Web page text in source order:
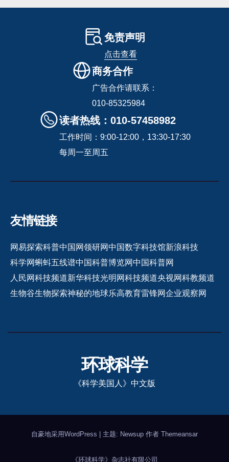
免责声明
点击查看
商务合作
广告合作请联系：
010-85325984
读者热线：010-57458982
工作时间：9:00-12:00，13:30-17:30
每周一至周五
友情链接
网易探索科普中国网领研网中国数字科技馆新浪科技
科学网蝌蚪五线谱中国科普博览网中国科普网
人民网科技频道新华科技光明网科技频道央视网科教频道
生物谷生物探索神秘的地球乐高教育雷锋网企业观察网
环球科学
《科学美国人》中文版
自豪地采用WordPress 主题: Newsup 作者 Themeansar
《环球科学》杂志社有限公司